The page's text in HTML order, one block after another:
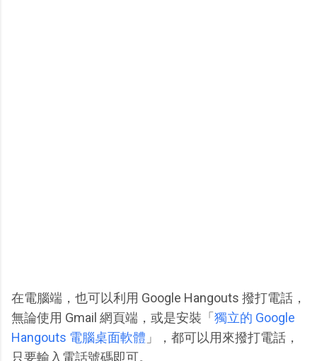
在電腦端，也可以利用 Google Hangouts 撥打電話，
無論使用 Gmail 網頁端，或是安裝「 獨立的 Google
Hangouts 電腦桌面軟體 」，都可以用來撥打電話，
只要輸入電話號碼即可。